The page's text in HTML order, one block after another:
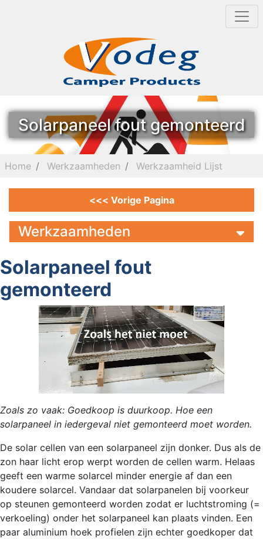
Solarpaneel fout gemonteerd
Home Werkzaamheden Werkzaamheid Lijst
<<< Vorige Pagina
Werkzaamheden
Solarpaneel fout
gemonteerd
Zoals zo vaak: Goedkoop is duurkoop. Hoe een
solarpaneel in iedergeval niet gemonteerd moet worden.
De solar cellen van een solarpaneel zijn donker. Dus als de
zon haar licht erop werpt worden de cellen warm. Helaas
geeft een warme solarcel minder energie af dan een
koudere solarcel. Vandaar dat solarpanelen bij voorkeur
op steunen gemonteerd worden zodat er luchtstroming (=
verkoeling) onder het solarpaneel kan plaats vinden. Een
paar aluminium hoek profielen zijn echter goedkoper dat